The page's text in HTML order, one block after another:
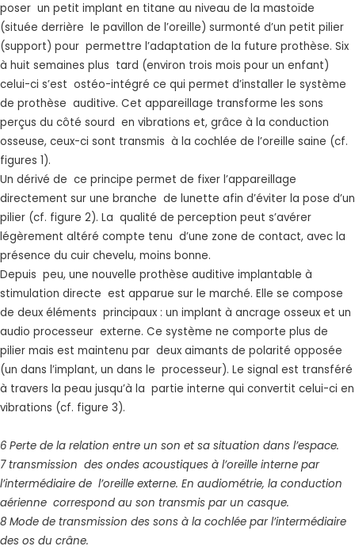
poser un petit implant en titane au niveau de la mastoïde
(située derrière le pavillon de l’oreille) surmonté d’un petit pilier
(support) pour permettre l’adaptation de la future prothèse. Six
à huit semaines plus tard (environ trois mois pour un enfant)
celui-ci s’est ostéo-intégré ce qui permet d’installer le système
de prothèse auditive. Cet appareillage transforme les sons
perçus du côté sourd en vibrations et, grâce à la conduction
osseuse, ceux-ci sont transmis à la cochlée de l’oreille saine (cf.
figures 1).
Un dérivé de ce principe permet de fixer l’appareillage
directement sur une branche de lunette afin d’éviter la pose d’un
pilier (cf. figure 2). La qualité de perception peut s’avérer
légèrement altéré compte tenu d’une zone de contact, avec la
présence du cuir chevelu, moins bonne.
Depuis peu, une nouvelle prothèse auditive implantable à
stimulation directe est apparue sur le marché. Elle se compose
de deux éléments principaux : un implant à ancrage osseux et un
audio processeur externe. Ce système ne comporte plus de
pilier mais est maintenu par deux aimants de polarité opposée
(un dans l’implant, un dans le processeur). Le signal est transféré
à travers la peau jusqu’à la partie interne qui convertit celui-ci en
vibrations (cf. figure 3).
6 Perte de la relation entre un son et sa situation dans l’espace.
7 transmission des ondes acoustiques à l’oreille interne par
l’intermédiaire de l’oreille externe. En audiométrie, la conduction
aérienne correspond au son transmis par un casque.
8 Mode de transmission des sons à la cochlée par l’intermédiaire
des os du crâne.